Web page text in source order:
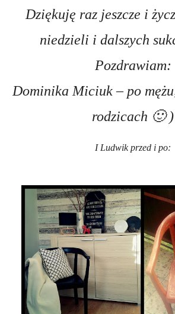
Dziękuję raz jeszcze i
niedzieli i dalszych
Pozdrawiam:
Dominika Miciuk – po
rodzicach 🙂 )
I Ludwik przed i po: